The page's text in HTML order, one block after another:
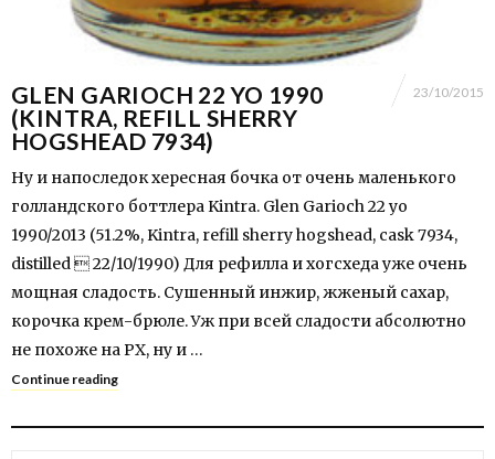
GLEN GARIOCH 22 YO 1990
(KINTRA, REFILL SHERRY
HOGSHEAD 7934)
23/10/2015
Ну и напоследок хересная бочка от очень маленького
голландского боттлера Kintra. Glen Garioch 22 yo
1990/2013 (51.2%, Kintra, refill sherry hogshead, cask 7934,
distilled  22/10/1990) Для рефилла и хогсхеда уже очень
мощная сладость. Сушенный инжир, жженый сахар,
корочка крем-брюле. Уж при всей сладости абсолютно
не похоже на PX, ну и …
Continue reading